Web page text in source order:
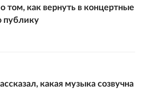
том, как вернуть в концертные
какая музыка созвучна